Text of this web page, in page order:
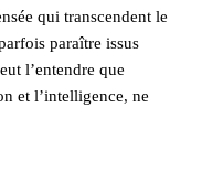
qui transcendent le
paraître issus
l’entendre que
et l’intelligence, ne